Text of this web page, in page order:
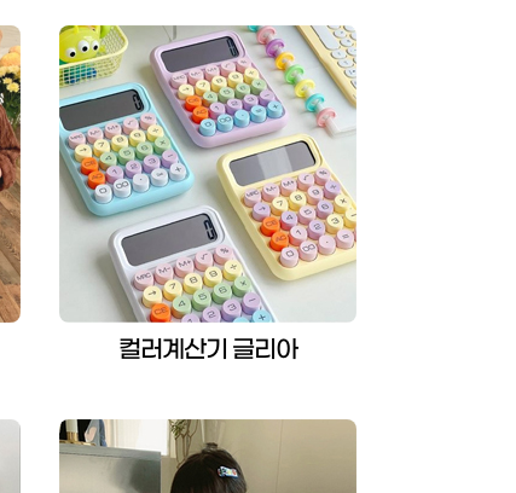
컬러계산기 글리아